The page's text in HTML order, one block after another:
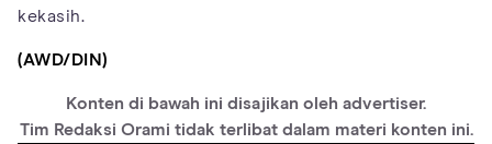
kekasih.
(AWD/DIN)
Konten di bawah ini disajikan oleh advertiser.
Tim Redaksi Orami tidak terlibat dalam materi konten ini.